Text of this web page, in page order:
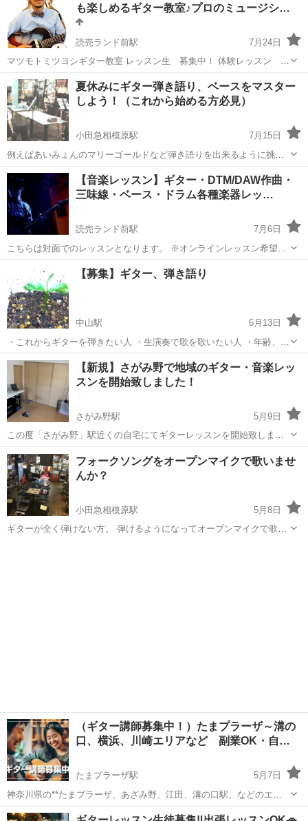
も楽しめるギター教室♪プロのミュージシ…
読売ランド前駅
7月24日
マツモトミツヨシギター教室 レッスン生 募集中！ 体験レッスン 60
分／1,500円で受講できます！ レッスン内容 エレキギター、アコース
ティックギターの基本練習 作詞、作曲、DTM、バンドアンサンブル ...
神奈川 川崎市 読売ランド前駅 ギター
夏休みにギター弾き語り、ベースをマスター
しよう！（これから始める方必見）
小田急相模原駅
7月15日
例えばあいみょんのマリーゴールドなど弾き語りを出来るように挑戦
しませんか？ 学生さん、子供さん、年配の方まで必ずできます！ この
休みにマスターして、ステージを目指すもよし、人生の楽しい趣味と
して末永く続けて行ける...
神奈川 相模原市 小田急相模原駅
【音楽レッスン】ギター・DTM/DAW作曲・
三味線・ベース・ドラム各種楽器レッ…
読売ランド前駅
7月6日
こちらは対面でのレッスンとなります。 ※オンラインレッスン希望の
方はプロフィールの投稿一覧の方から別にありますのでそちらをご覧
下さい。 【▼教室アクセス】 川崎読売ランド前 第１スタジオ(ドラム
常設) 新宿高田馬...
読売ランド前駅 ギター
【募集】ギター、弾き語り
中山駅
6月13日
・これからギターを弾きたい人 ・生演奏で歌を歌いたい人 ・年齢、経
験人 ・横浜市内、町田周辺 ※開催場所:中山駅周辺（検討中） ※レッ
スン代:1,500円/h、 個人レッスンの場合:3,000円 出張も可能です（そ
の場...
神奈川 横浜市 中山駅 ギター 弾き語り
【新規】さがみ野で地域のギター・音楽レッ
スンを開始致しました！
さがみ野駅
5月9日
この度「さがみ野」駅近くの自宅にてギターレッスンを開始致しまし
た。 基本的なレッスンの流れの説明ですが、レッスンを行う度に丁寧
なカウンセリングを行い、生徒様の要望を親身になってお聞きしま
す。その上でレクチャーを始め、お...
神奈川 海老名市 さがみ野駅 レッスン
フォークソングをオープンマイクで歌いませ
んか？
小田急相模原駅
5月8日
ギターが全く弾けない方。 弾けるようになってオープンマイクで歌い
（ギター講師募集中！）たまプラーザ～溝の
口、横浜、川崎エリアなど 副業OK・自…
たまプラーザ駅
5月7日
神奈川県の**たまプラーザ、あざみ野、江田、溝の口駅、などのエリ
アで，ギター講師としてレッスンを行っていただける方を募集してい
神奈川 横浜市 たまプラーザ駅 ギター 溝の口